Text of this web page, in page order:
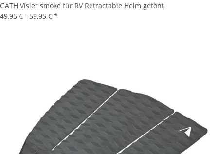
GATH Visier smoke für RV Retractable Helm getönt
49,95 € - 59,95 € *